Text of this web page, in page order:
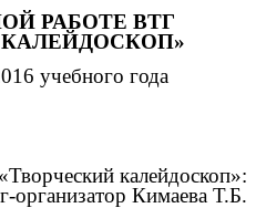
РАБОТЕ ВТГ
учебного года
калейдоскоп»:
организатор Кимаева Т.Б.